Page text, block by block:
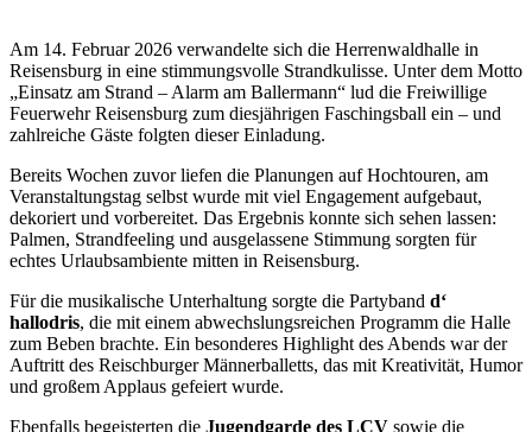
Am 14. Februar 2026 verwandelte sich die Herrenwaldhalle in
Reisensburg in eine stimmungsvolle Strandkulisse. Unter dem Motto
„Einsatz am Strand – Alarm am Ballermann“ lud die Freiwillige
Feuerwehr Reisensburg zum diesjährigen Faschingsball ein – und
zahlreiche Gäste folgten dieser Einladung.
Bereits Wochen zuvor liefen die Planungen auf Hochtouren, am
Veranstaltungstag selbst wurde mit viel Engagement aufgebaut,
dekoriert und vorbereitet. Das Ergebnis konnte sich sehen lassen:
Palmen, Strandfeeling und ausgelassene Stimmung sorgten für
echtes Urlaubsambiente mitten in Reisensburg.
Für die musikalische Unterhaltung sorgte die Partyband d‘
hallodris, die mit einem abwechslungsreichen Programm die Halle
zum Beben brachte. Ein besonderes Highlight des Abends war der
Auftritt des Reischburger Männerballetts, das mit Kreativität, Humor
und großem Applaus gefeiert wurde.
Ebenfalls begeisterten die Jugendgarde des LCV sowie die